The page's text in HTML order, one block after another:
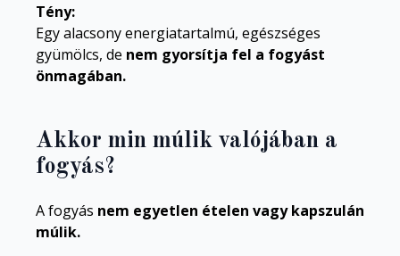
Tény:
Egy alacsony energiatartalmú, egészséges
gyümölcs, de nem gyorsítja fel a fogyást
önmagában.
Akkor min múlik valójában a
fogyás?
A fogyás nem egyetlen ételen vagy kapszulán
múlik.